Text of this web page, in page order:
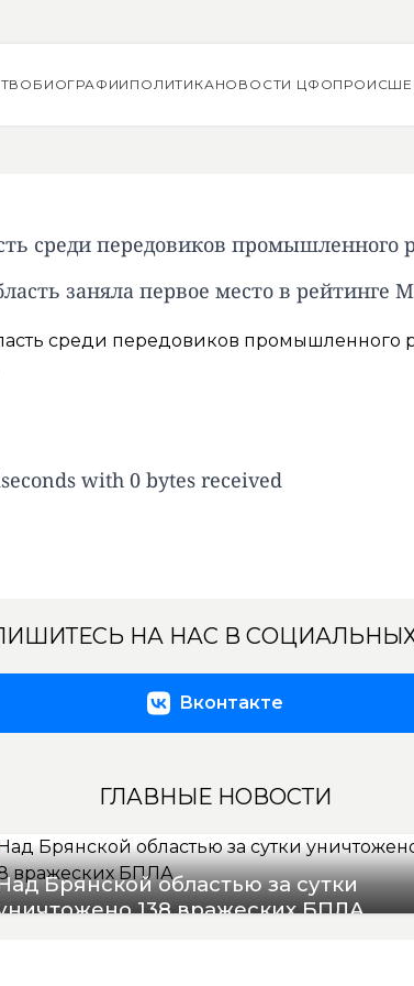
БИОГРАФИИ ПОЛИТИКАНОВОСТИ ЦФО
среди передовиков промышленного
заняла первое место в рейтинге
with 0 bytes received
НА НАС В СОЦИАЛЬНЫХ
Вконтакте
ГЛАВНЫЕ НОВОСТИ
Брянской областью за сутки
138 вражеских БПЛА